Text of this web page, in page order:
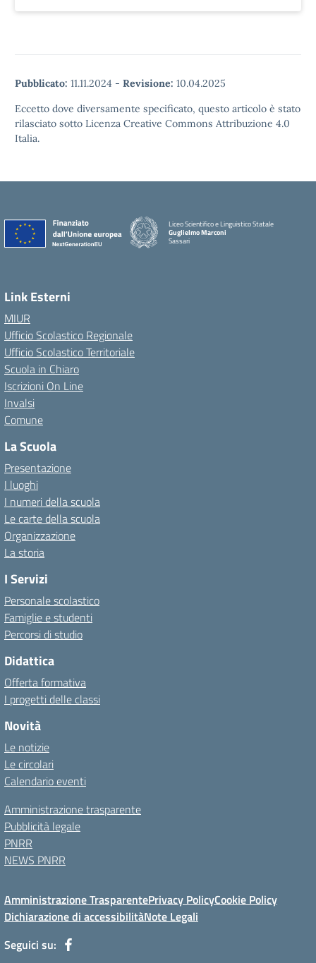
Pubblicato: 11.11.2024 - Revisione: 10.04.2025
Eccetto dove diversamente specificato, questo articolo è stato
rilasciato sotto Licenza Creative Commons Attribuzione 4.0
Italia.
Liceo Scientifico e Linguistico Statale
Guglielmo Marconi
Sassari
Link Esterni
MIUR
Ufficio Scolastico Regionale
Ufficio Scolastico Territoriale
Scuola in Chiaro
Iscrizioni On Line
Invalsi
Comune
La Scuola
Presentazione
I luoghi
I numeri della scuola
Le carte della scuola
Organizzazione
La storia
I Servizi
Personale scolastico
Famiglie e studenti
Percorsi di studio
Didattica
Offerta formativa
I progetti delle classi
Novità
Le notizie
Le circolari
Calendario eventi
Amministrazione trasparente
Pubblicità legale
PNRR
NEWS PNRR
Amministrazione TrasparentePrivacy PolicyCookie Policy
Dichiarazione di accessibilitàNote Legali
Seguici su: